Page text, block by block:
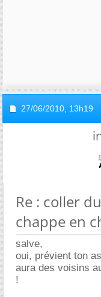
27/06/2010, 13h19
Re : coller
chappe en
salve,
oui, prévient ton
aura des voisins
!